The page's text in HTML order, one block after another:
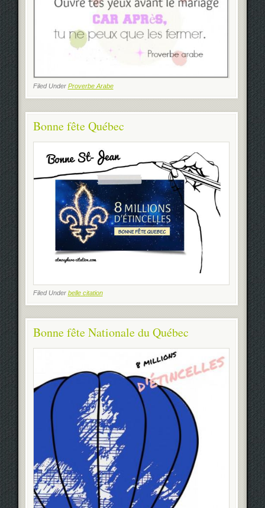
Filed Under Proverbe Arabe
Bonne fête Québec
Filed Under belle citation
Bonne fête Nationale du Québec